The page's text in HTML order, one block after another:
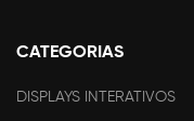
CATEGORIAS
DISPLAYS INTERATIVOS